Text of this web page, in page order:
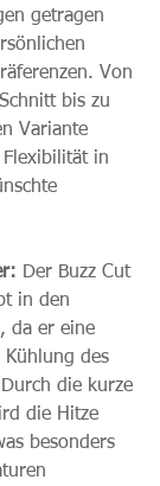
getragen
Von
bis zu
Variante
in
Der Buzz Cut
in den
da er eine
des
die kurze
die Hitze
besonders